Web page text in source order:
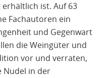
ist. Auf 63
Fachautoren ein
und Gegenwart
die Weingüter und
vor und verraten,
Nudel in der